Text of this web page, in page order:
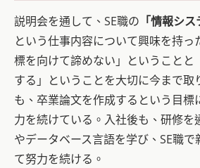
説明会を通して、SE職の 「情報シ
という仕事内容について興味を持っ
標を向けて諦めない」ということと
する」ということを大切に今まで取
も、卒業論文を作成するという目標
力を続けている。入社後も、研修を
やデータベース言語を学び、SE職
て努力を続ける。